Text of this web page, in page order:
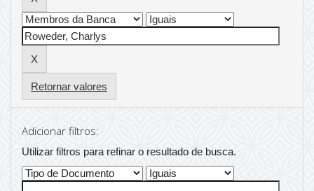
Retornar valores
Adicionar filtros:
Utilizar filtros para refinar o resultado de busca.